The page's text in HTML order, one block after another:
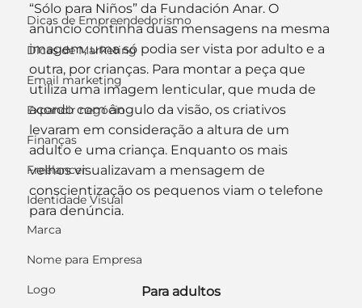
Dicas de Empreendedorismo
Dicas de Marketing
Email marketing
Expandir negócio
Finanças
Freelancer
Identidade Visual
Marca
Nome para Empresa
Logo
“Sólo para Niños” da Fundación Anar. O
anúncio continha duas mensagens na mesma
imagem, uma só podia ser vista por adulto e a
outra, por crianças. Para montar a peça que
utiliza uma imagem lenticular, que muda de
acordo com ângulo da visão, os criativos
levaram em consideração a altura de um
adulto e uma criança. Enquanto os mais
velhos visualizavam a mensagem de
conscientização os pequenos viam o telefone
para denúncia.
Para adultos